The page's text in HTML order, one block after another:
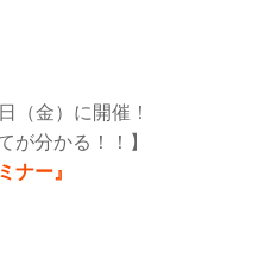
金）に開催！
が分かる！！】
ナー』